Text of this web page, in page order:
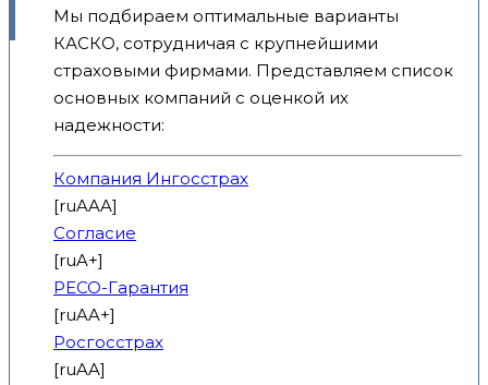
Мы подбираем оптимальные варианты
КАСКО, сотрудничая с крупнейшими
страховыми фирмами. Представляем список
основных компаний с оценкой их
надежности:
Компания Ингосстрах
[ruAAA]
Согласие
[ruA+]
РЕСО-Гарантия
[ruAA+]
Росгосстрах
[ruAA]